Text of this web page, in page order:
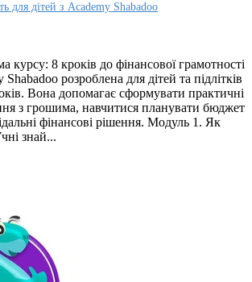
для дітей з Academy Shabadoo
курсу: 8 кроків до фінансової грамотності
розроблена для дітей та підлітків
Вона допомагає сформувати практичні
з грошима, навчитися планувати бюджет
фінансові рішення. Модуль 1. Як
знай...